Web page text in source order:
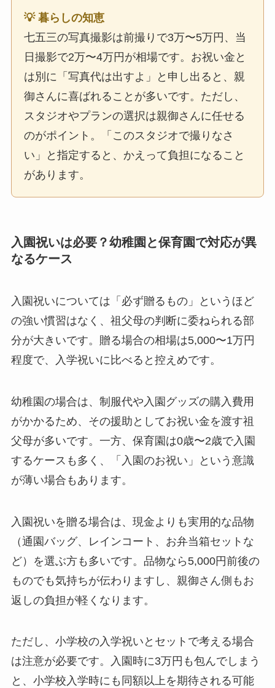
💡 暮らしの知恵
七五三の写真撮影は前撮りで3万〜5万円、当
日撮影で2万〜4万円が相場です。お祝い金と
は別に「写真代は出すよ」と申し出ると、親
御さんに喜ばれることが多いです。ただし、
スタジオやプランの選択は親御さんに任せる
のがポイント。「このスタジオで撮りなさ
い」と指定すると、かえって負担になること
があります。
入園祝いは必要？幼稚園と保育園で対応が異
なるケース
入園祝いについては「必ず贈るもの」というほど
の強い慣習はなく、祖父母の判断に委ねられる部
分が大きいです。贈る場合の相場は5,000〜1万円
程度で、入学祝いに比べると控えめです。
幼稚園の場合は、制服代や入園グッズの購入費用
がかかるため、その援助としてお祝い金を渡す祖
父母が多いです。一方、保育園は0歳〜2歳で入園
するケースも多く、「入園のお祝い」という意識
が薄い場合もあります。
入園祝いを贈る場合は、現金よりも実用的な品物
（通園バッグ、レインコート、お弁当箱セットな
ど）を選ぶ方も多いです。品物なら5,000円前後の
ものでも気持ちが伝わりますし、親御さん側もお
返しの負担が軽くなります。
ただし、小学校の入学祝いとセットで考える場合
は注意が必要です。入園時に3万円も包んでしまう
と、小学校入学時にも同額以上を期待される可能